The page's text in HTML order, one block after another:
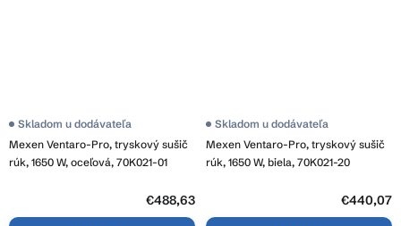
Mexen Ventaro-Pro, tryskový sušič
rúk, 1650 W, oceľová, 70K021-01
Skladom u dodávateľa
€488,63
Mexen Ventaro-Pro, tryskový sušič
rúk, 1650 W, biela, 70K021-20
Skladom u dodávateľa
€440,07